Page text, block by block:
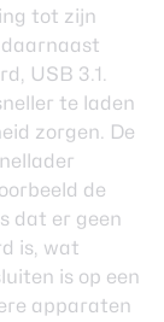
tot zijn
USB 3.1.
te laden
zorgen. De
de
dat er geen
is, wat
is op een
apparaten